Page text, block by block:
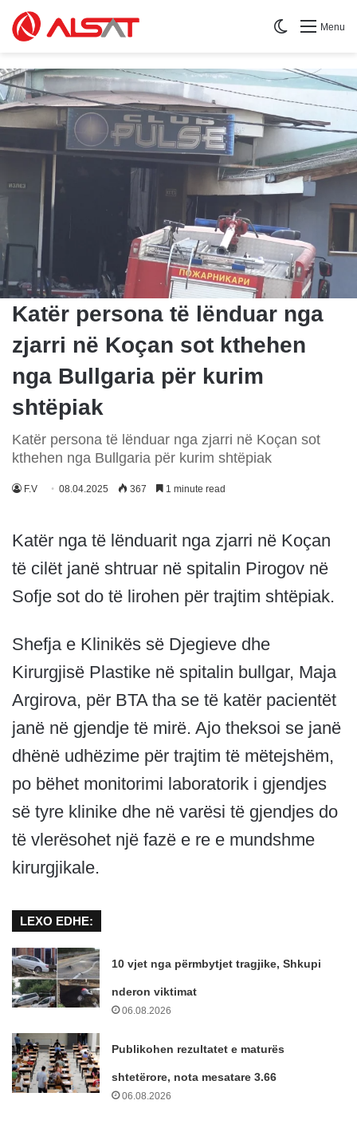
Menu
Switch skin
Katër persona të lënduar nga
zjarri në Koçan sot kthehen
nga Bullgaria për kurim
shtëpiak
Katër persona të lënduar nga zjarri në Koçan sot
kthehen nga Bullgaria për kurim shtëpiak
F.V 08.04.2025 367 1 minute read
Katër nga të lënduarit nga zjarri në Koçan
të cilët janë shtruar në spitalin Pirogov në
Sofje sot do të lirohen për trajtim shtëpiak.
Shefja e Klinikës së Djegieve dhe
Kirurgjisë Plastike në spitalin bullgar, Maja
Argirova, për BTA tha se të katër pacientët
janë në gjendje të mirë. Ajo theksoi se janë
dhënë udhëzime për trajtim të mëtejshëm,
po bëhet monitorimi laboratorik i gjendjes
së tyre klinike dhe në varësi të gjendjes do
të vlerësohet një fazë e re e mundshme
kirurgjikale.
LEXO EDHE:
10 vjet nga përmbytjet tragjike, Shkupi
nderon viktimat
06.08.2026
Publikohen rezultatet e maturës
shtetërore, nota mesatare 3.66
06.08.2026